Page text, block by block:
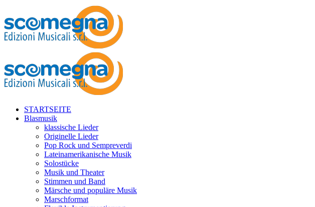
STARTSEITE
Blasmusik
klassische Lieder
Originelle Lieder
Pop Rock und Sempreverdi
Lateinamerikanische Musik
Solostücke
Musik und Theater
Stimmen und Band
Märsche und populäre Musik
Marschformat